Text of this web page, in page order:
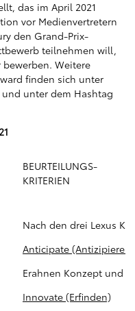
das im April 2021
vor Medienvertretern
den Grand-Prix-
teilnehmen will,
bewerben. Weitere
finden sich unter
und unter dem Hashtag
BEURTEILUNGS-
KRITERIEN
Nach den drei Lexus
Anticipate (Antizipieren)
Erahnen Konzept und
Innovate (Erfinden)